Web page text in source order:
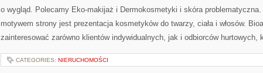
o wygląd. Polecamy Eko-makijaż i Dermokosmetyki i skóra problematyczna.
motywem strony jest prezentacja kosmetyków do twarzy, ciała i włosów.
zainteresować zarówno klientów indywidualnych, jak i odbiorców
CATEGORIES: NIERUCHOMOŚCI